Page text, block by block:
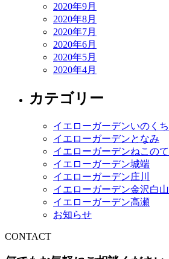
2020年9月
2020年8月
2020年7月
2020年6月
2020年5月
2020年4月
カテゴリー
イエローガーデンいのくち
イエローガーデンとなみ
イエローガーデンねこのて
イエローガーデン城端
イエローガーデン庄川
イエローガーデン金沢白山
イエローガーデン高瀬
お知らせ
CONTACT